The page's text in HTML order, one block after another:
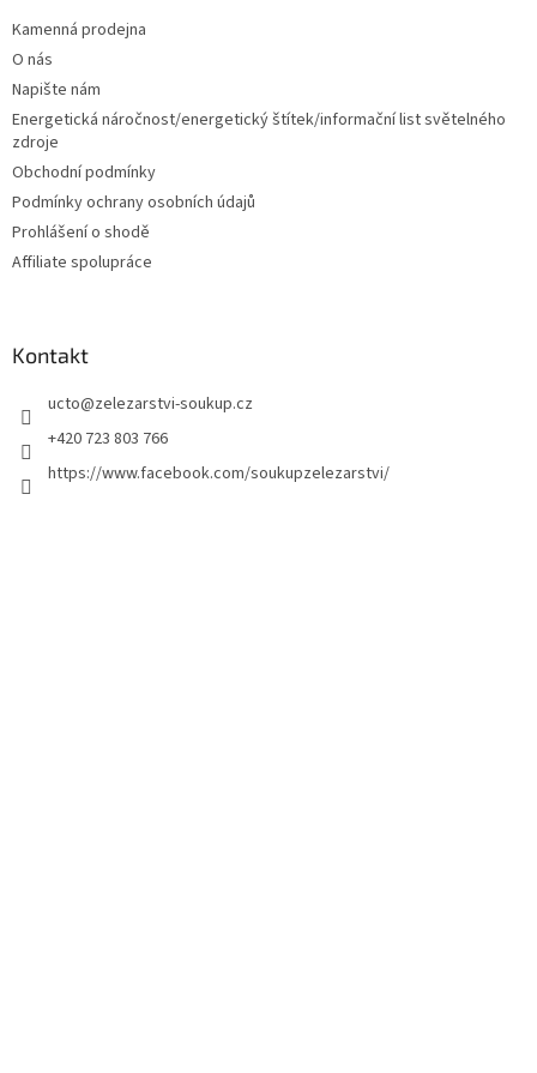
Kamenná prodejna
O nás
Napište nám
Energetická náročnost/energetický štítek/informační list světelného
zdroje
Obchodní podmínky
Podmínky ochrany osobních údajů
Prohlášení o shodě
Affiliate spolupráce
Kontakt
ucto@zelezarstvi-soukup.cz
+420 723 803 766
https://www.facebook.com/soukupzelezarstvi/